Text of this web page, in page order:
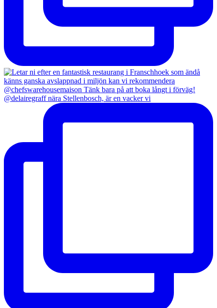
@delairegraff nära Stellenbosch, är en vacker vi